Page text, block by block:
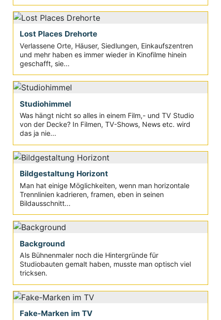
Lost Places Drehorte
Verlassene Orte, Häuser, Siedlungen, Einkaufszentren
und mehr haben es immer wieder in Kinofilme hinein
geschafft, sie...
Studiohimmel
Was hängt nicht so alles in einem Film,- und TV Studio
von der Decke? In Filmen, TV-Shows, News etc. wird
das ja nie...
Bildgestaltung Horizont
Man hat einige Möglichkeiten, wenn man horizontale
Trennlinien kadrieren, framen, eben in seinen
Bildausschnitt...
Background
Als Bühnenmaler noch die Hintergründe für
Studiobauten gemalt haben, musste man optisch viel
tricksen.
Fake-Marken im TV